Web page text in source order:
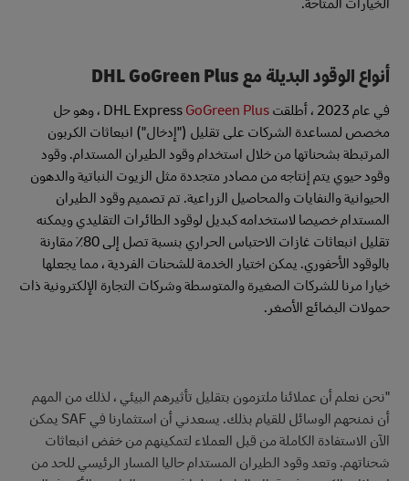
أنواع الوقود البديلة مع DHL GoGreen Plus
في عام 2023 ، أطلقت DHL Express GoGreen Plus
، وهو حل
مخصص لمساعدة الشركات على تقليل ("إدخال") انبعاثات الكربون
المرتبطة بشحناتها من خلال استخدام وقود الطيران المستدام. وقود
وقود حيوي يتم إنتاجه من مصادر متجددة مثل الزيوت النباتية والدهون
الحيوانية والنفايات والمحاصيل الزراعية. تم تصميم وقود الطيران
المستدام خصيصا لاستخدامه كبديل لوقود الطائرات التقليدي ويمكنه
تقليل انبعاثات غازات الاحتباس الحراري بنسبة تصل إلى 80٪ مقارنة
بالوقود الأحفوري. يمكن اختيار الخدمة للشحنات الفردية ، مما يجعلها
خيارا مرنا للشركات الصغيرة والمتوسطة وشركات التجارة الإلكترونية ذات
حمولات البضائع الأصغر.
"نحن نعلم أن عملائنا ملتزمون بتقليل تأثيرهم البيئي ، لذلك من المهم
أن نمنحهم الوسائل للقيام بذلك. يسعدني أن استثمارنا في SAF يمكن
الآن الاستفادة الكاملة من قبل العملاء لتمكينهم من خفض انبعاثات
شحناتهم. وتعد وقود الطيران المستدام حاليا المسار الرئيسي للحد من